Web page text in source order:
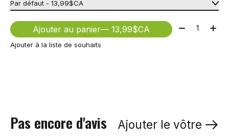
Ajouter au panier — 13,99$CA Quantité:
Ajouter à la liste de souhaits
Pas encore d'avis Ajouter le vôtre